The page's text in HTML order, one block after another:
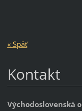
« Späť
Kontakt
Východoslovenská